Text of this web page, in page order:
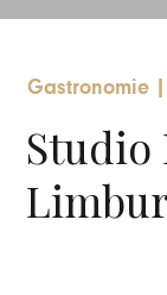
Gastronomie
Studio